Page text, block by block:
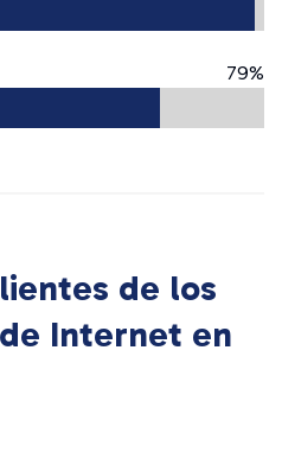
79%
de los
Internet en